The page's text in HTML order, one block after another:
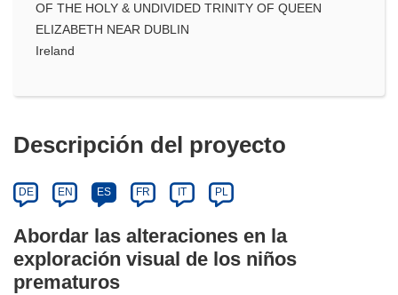
OF THE HOLY & UNDIVIDED TRINITY OF QUEEN
ELIZABETH NEAR DUBLIN
Ireland
Descripción del proyecto
DE EN ES FR IT PL
Abordar las alteraciones en la
exploración visual de los niños
prematuros